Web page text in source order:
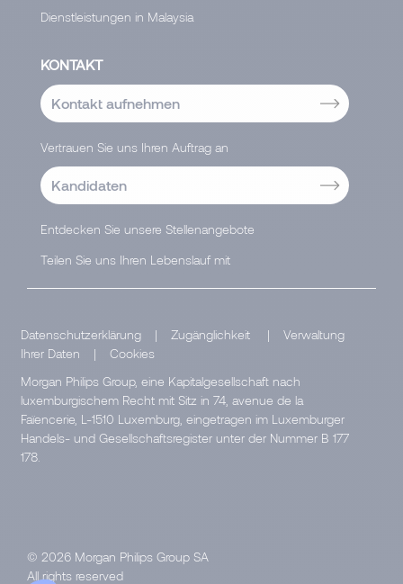
Dienstleistungen in Malaysia
KONTAKT
Kontakt aufnehmen
Vertrauen Sie uns Ihren Auftrag an
Kandidaten
Entdecken Sie unsere Stellenangebote
Teilen Sie uns Ihren Lebenslauf mit
Datenschutzerklärung | Zugänglichkeit |
Verwaltung
Ihrer Daten
|
Cookies
Morgan Philips Group, eine Kapitalgesellschaft nach
luxemburgischem Recht mit Sitz in 74, avenue de la
Faïencerie, L-1510 Luxemburg, eingetragen im Luxemburger
Handels- und Gesellschaftsregister unter der Nummer B 177
178.
© 2026 Morgan Philips Group SA
All rights reserved